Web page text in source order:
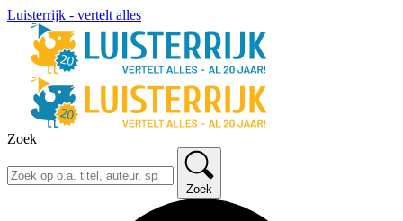
Luisterrijk - vertelt alles
Zoek
Zoek